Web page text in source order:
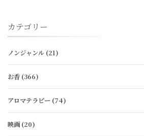
カテゴリー
ノンジャンル (21)
お香 (366)
アロマテラピー (74)
映画(20)